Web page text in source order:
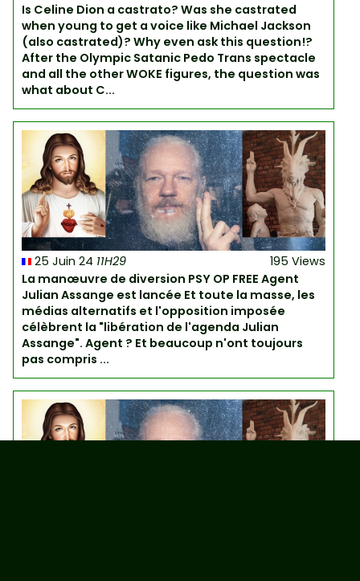
Is Celine Dion a castrato? Was she castrated
when young to get a voice like Michael Jackson
(also castrated)? Why even ask this question!?
After the Olympic Satanic Pedo Trans spectacle
and all the other WOKE figures, the question was
what about C...
195 Views
25 Juin 24 11H29
La manœuvre de diversion PSY OP FREE Agent
Julian Assange est lancée Et toute la masse, les
médias alternatifs et l'opposition imposée
célèbrent la "libération de l'agenda Julian
Assange". Agent ? Et beaucoup n'ont toujours
pas compris ...